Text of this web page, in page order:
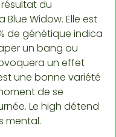
du
Widow. Elle est
de génétique indica
un bang ou
un effet
une bonne variété
de se
Le high détend
mental.